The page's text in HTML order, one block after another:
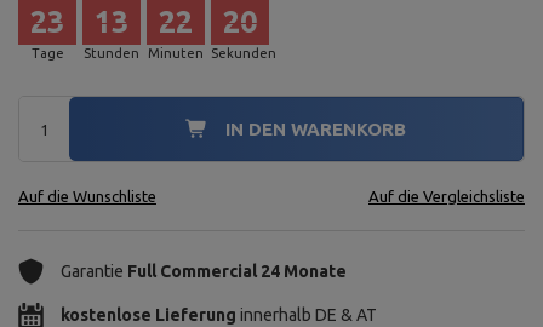
Tage
23
Stunden
13
Minuten
22
Sekunden
19
IN DEN WARENKORB
Auf die Wunschliste Auf die Vergleichsliste
Garantie Full Commercial 24 Monate
kostenlose Lieferung innerhalb DE & AT